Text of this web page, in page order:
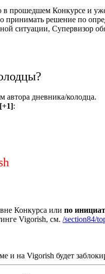
в прошедшем Конкурсе и
принимать решение по
ситуации, Супервизор
автора дневника/колодца.
[+1]:
Конкурса или по
Vigorish, см. /section84/
и на Vigorish будет